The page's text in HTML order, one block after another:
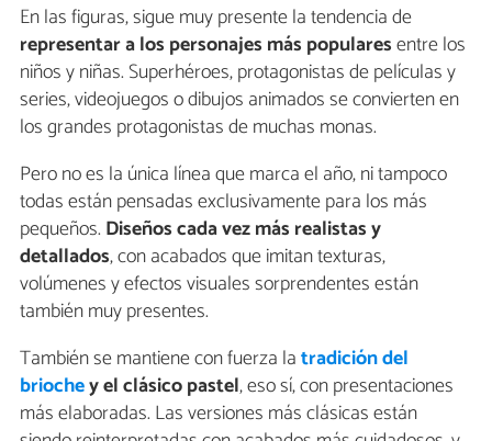
En las figuras, sigue muy presente la tendencia de
representar a los personajes más popularesentre los
niños y niñas. Superhéroes, protagonistas de películas y
series, videojuegos o dibujos animados se convierten en
los grandes protagonistas de muchas monas.
Pero no es la única línea que marca el año, ni tampoco
todas están pensadas exclusivamente para los más
pequeños. Diseños cada vez más realistas y
detallados, con acabados que imitan texturas,
volúmenes y efectos visuales sorprendentes están
también muy presentes.
También se mantiene con fuerza latradición del
briochey el clásico pastel, eso sí, con presentaciones
más elaboradas. Las versiones más clásicas están